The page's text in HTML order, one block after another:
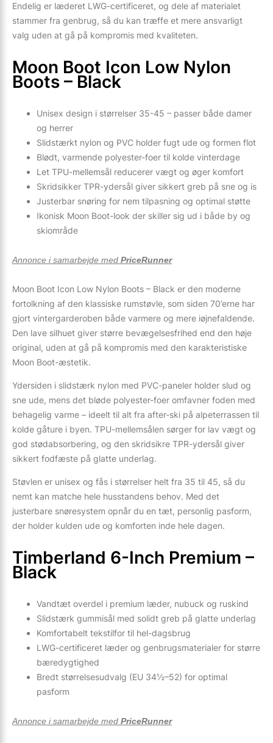
Endelig er læderet LWG-certificeret, og dele af materialet
stammer fra genbrug, så du kan træffe et mere ansvarligt
valg uden at gå på kompromis med kvaliteten.
Moon Boot Icon Low Nylon
Boots – Black
Unisex design i størrelser 35-45 – passer både damer
og herrer
Slidstærkt nylon og PVC holder fugt ude og formen flot
Blødt, varmende polyester-foer til kolde vinterdage
Let TPU-mellemsål reducerer vægt og øger komfort
Skridsikker TPR-ydersål giver sikkert greb på sne og is
Justerbar snøring for nem tilpasning og optimal støtte
Ikonisk Moon Boot-look der skiller sig ud i både by og
skiområde
Annonce i samarbejde med PriceRunner
Moon Boot Icon Low Nylon Boots – Black er den moderne
fortolkning af den klassiske rumstøvle, som siden 70’erne har
gjort vintergarderoben både varmere og mere iøjnefaldende.
Den lave silhuet giver større bevægelsesfrihed end den høje
original, uden at gå på kompromis med den karakteristiske
Moon Boot-æstetik.
Ydersiden i slidstærk nylon med PVC-paneler holder slud og
sne ude, mens det bløde polyester-foer omfavner foden med
behagelig varme – ideelt til alt fra after-ski på alpeterrassen til
kolde gåture i byen. TPU-mellemsålen sørger for lav vægt og
god stødabsorbering, og den skridsikre TPR-ydersål giver
sikkert fodfæste på glatte underlag.
Støvlen er unisex og fås i størrelser helt fra 35 til 45, så du
nemt kan matche hele husstandens behov. Med det
justerbare snøresystem opnår du en tæt, personlig pasform,
der holder kulden ude og komforten inde hele dagen.
Timberland 6-Inch Premium –
Black
Vandtæt overdel i premium læder, nubuck og ruskind
Slidstærk gummisål med solidt greb på glatte underlag
Komfortabelt tekstilfor til hel-dagsbrug
LWG-certificeret læder og genbrugsmaterialer for større
bæredygtighed
Bredt størrelsesudvalg (EU 34½–52) for optimal
pasform
Annonce i samarbejde med PriceRunner